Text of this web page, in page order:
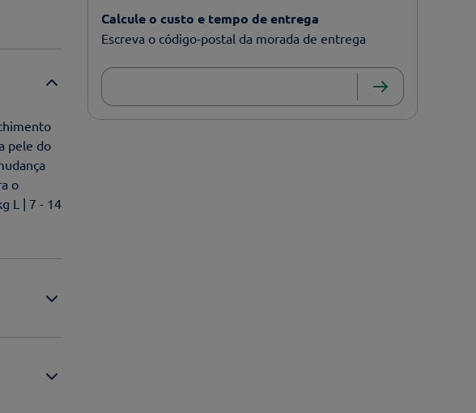
pele do
o
L | 7 - 14
Calcule o custo e tempo de entrega
Escreva o código-postal da morada de entrega